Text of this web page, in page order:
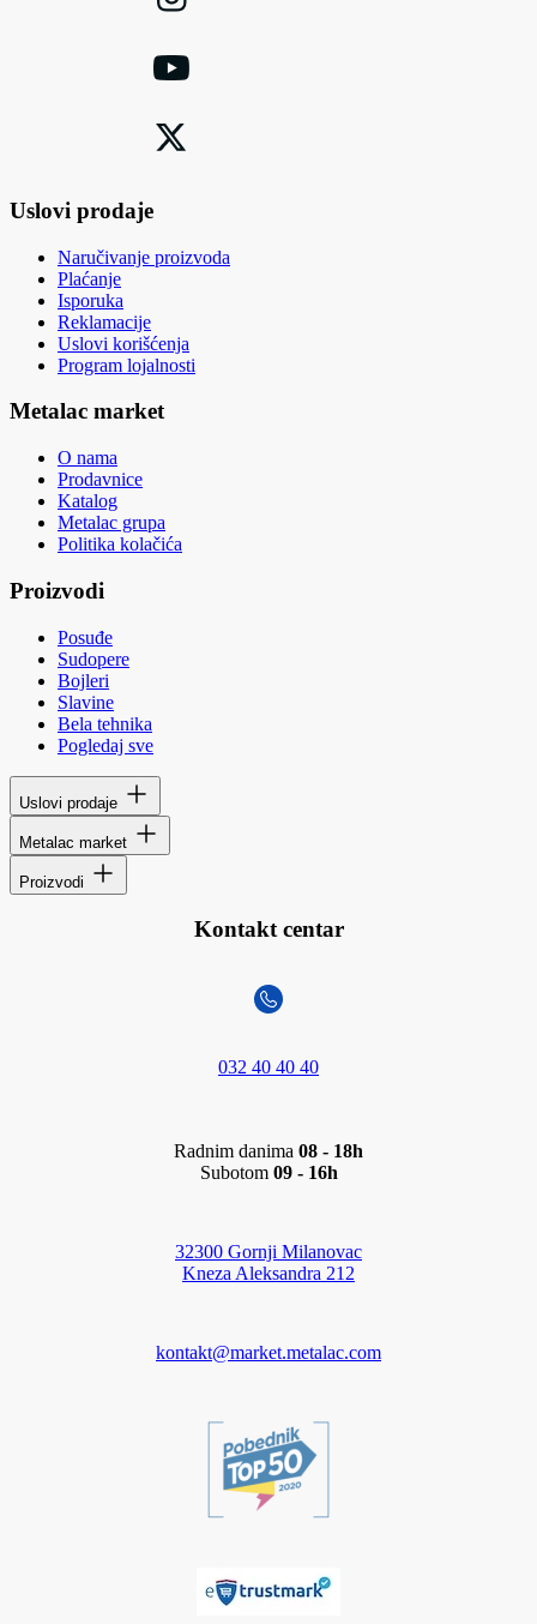
Uslovi prodaje
Naručivanje proizvoda
Plaćanje
Isporuka
Reklamacije
Uslovi korišćenja
Program lojalnosti
Metalac market
O nama
Prodavnice
Katalog
Metalac grupa
Politika kolačića
Proizvodi
Posuđe
Sudopere
Bojleri
Slavine
Bela tehnika
Pogledaj sve
Uslovi prodaje
Metalac market
Proizvodi
Kontakt centar
032 40 40 40
Radnim danima 08 - 18h
Subotom 09 - 16h
32300 Gornji Milanovac
Kneza Aleksandra 212
kontakt@market.metalac.com